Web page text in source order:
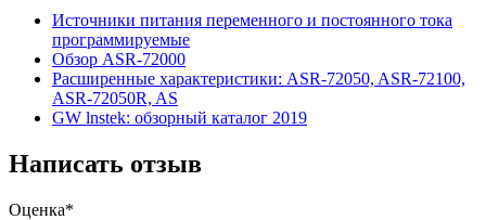
Источники питания переменного и постоянного тока
программируемые
Обзор ASR-72000
Расширенные характеристики: ASR-72050, ASR-72100,
ASR-72050R, AS
GW lnstek: обзорный каталог 2019
Написать отзыв
Оценка*